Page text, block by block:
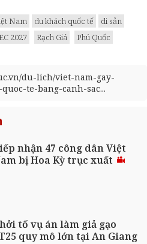
Nam du khách quốc tế
di sản
2027 Rạch Giá
Phú Quốc
du-lich/viet-nam-gay-
te-bang-canh-sac...
nhận 47 công dân Việt
bị Hoa Kỳ trục xuất
tố vụ án làm giả gạo
quy mô lớn tại An Giang